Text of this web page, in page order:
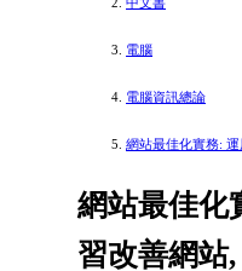
電腦
電腦資訊總論
網站最佳化實務:
網站最佳化
習改善網站